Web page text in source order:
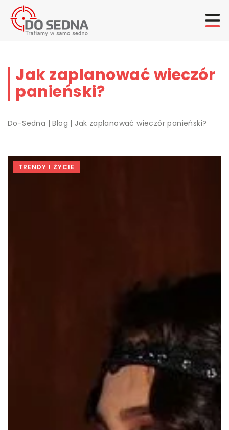
Jak zaplanować wieczór
panieński?
Do-Sedna |Blog | Jak zaplanować wieczór panieński?
TRENDY I ŻYCIE